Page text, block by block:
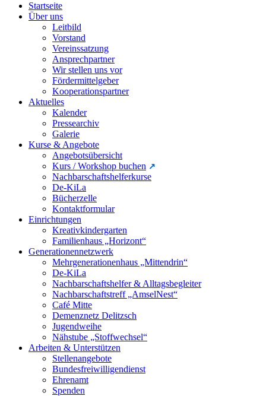
Startseite
Über uns
Leitbild
Vorstand
Vereinssatzung
Ansprechpartner
Wir stellen uns vor
Fördermittelgeber
Kooperationspartner
Aktuelles
Kalender
Pressearchiv
Galerie
Kurse & Angebote
Angebotsübersicht
Kurs / Workshop buchen
Nachbarschaftshelferkurse
De-KiLa
Bücherzelle
Kontaktformular
Einrichtungen
Kreativkindergarten
Familienhaus „Horizont“
Generationennetzwerk
Mehrgenerationenhaus „Mittendrin“
De-KiLa
Nachbarschaftshelfer & Alltagsbegleiter
Nachbarschaftstreff „AmselNest“
Café Mitte
Demenznetz Delitzsch
Jugendweihe
Nähstube „Stoffwechsel“
Arbeiten & Unterstützen
Stellenangebote
Bundesfreiwilligendienst
Ehrenamt
Spenden